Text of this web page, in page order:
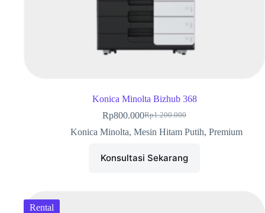
Konica Minolta Bizhub 368
Rp1.200.000
Rp800.000
Konica Minolta, Mesin Hitam Putih, Premium
Konsultasi Sekarang
Rental